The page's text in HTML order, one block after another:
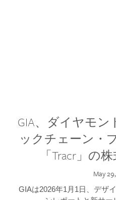
GIA、ダイヤモン
ックチェーン・
「Tracr」の
May
GIAは2026年1月1日、デザ